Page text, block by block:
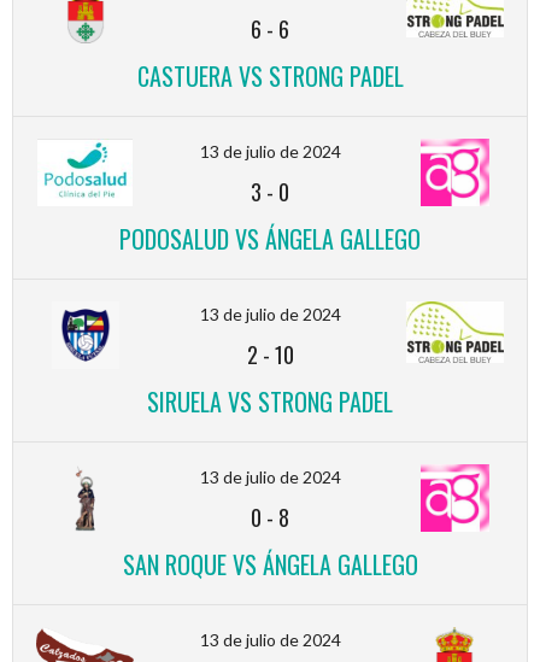
6 - 6
CASTUERA VS STRONG PADEL
13 de julio de 2024
3 - 0
PODOSALUD VS ÁNGELA GALLEGO
13 de julio de 2024
2 -10
SIRUELA VS STRONG PADEL
13 de julio de 2024
0 - 8
SAN ROQUE VS ÁNGELA GALLEGO
13 de julio de 2024